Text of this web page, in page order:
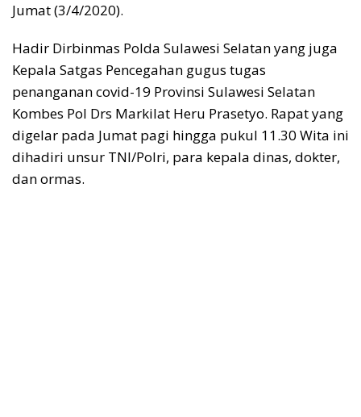
Jumat (3/4/2020).
Hadir Dirbinmas Polda Sulawesi Selatan yang juga
Kepala Satgas Pencegahan gugus tugas
penanganan covid-19 Provinsi Sulawesi Selatan
Kombes Pol Drs Markilat Heru Prasetyo. Rapat yang
digelar pada Jumat pagi hingga pukul 11.30 Wita ini
dihadiri unsur TNI/Polri, para kepala dinas, dokter,
dan ormas.